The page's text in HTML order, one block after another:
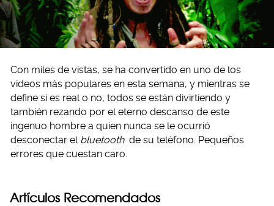
Con miles de vistas, se ha convertido en uno de los
videos más populares en esta semana, y mientras se
define si es real o no, todos se están divirtiendo y
también rezando por el eterno descanso de este
ingenuo hombre a quien nunca se le ocurrió
desconectar el bluetooth de su teléfono. Pequeños
errores que cuestan caro.
Artículos Recomendados